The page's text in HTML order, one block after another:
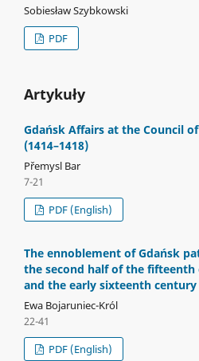
Sobiesław Szybkowski
PDF
Artykuły
Gdańsk Affairs at the Council
(1414–1418)
Přemysl Bar
7-21
PDF (English)
The ennoblement of Gdańsk
the second half of the fifteenth
and the early sixteenth century
Ewa Bojaruniec-Król
22-41
PDF (English)